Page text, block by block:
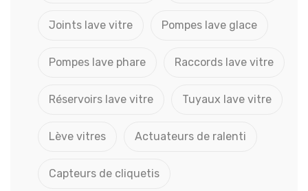
Joints lave vitre Pompes lave glace
Pompes lave phare Raccords lave vitre
Réservoirs lave vitre Tuyaux lave vitre
Lève vitres Actuateurs de ralenti
Capteurs de cliquetis